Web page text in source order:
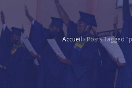
Accueil›Posts Tagged